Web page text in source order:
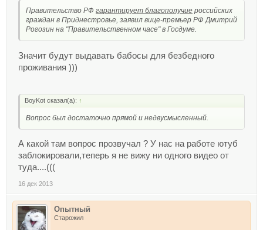
Правительство РФ гарантирует благополучие российских
граждан в Приднестровье, заявил вице-премьер РФ Дмитрий
Рогозин на "Правительственном часе" в Госдуме.
Значит будут выдавать бабосы для безбедного
проживания )))
BoyKot сказал(а): ↑
Вопрос был достаточно прямой и недвусмысленный.
А какой там вопрос прозвучал ? У нас на работе ютуб
заблокировали,теперь я не вижу ни одного видео от
туда....(((
16 дек 2013
Опытный
Старожил